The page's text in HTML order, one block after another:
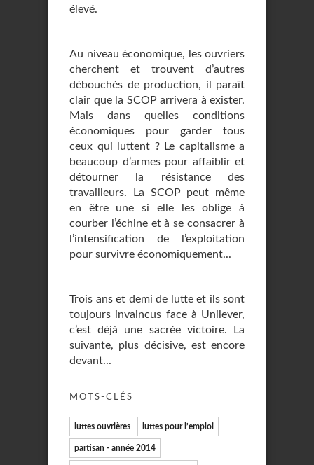
élevé.
Au niveau économique, les ouvriers
cherchent et trouvent d’autres
débouchés de production, il paraît
clair que la SCOP arrivera à exister.
Mais dans quelles conditions
économiques pour garder tous
ceux qui luttent ? Le capitalisme a
beaucoup d’armes pour affaiblir et
détourner la résistance des
travailleurs. La SCOP peut même
en être une si elle les oblige à
courber l’échine et à se consacrer à
l’intensification de l’exploitation
pour survivre économiquement...
Trois ans et demi de lutte et ils sont
toujours invaincus face à Unilever,
c’est déjà une sacrée victoire. La
suivante, plus décisive, est encore
devant...
MOTS-CLÉS
luttes ouvrières luttes pour l’emploi
partisan - année 2014